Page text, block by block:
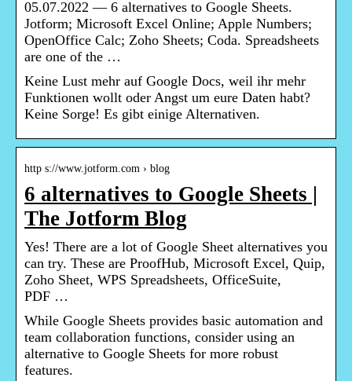
05.07.2022 — 6 alternatives to Google Sheets.
Jotform; Microsoft Excel Online; Apple Numbers;
OpenOffice Calc; Zoho Sheets; Coda. Spreadsheets
are one of the …
Keine Lust mehr auf Google Docs, weil ihr mehr
Funktionen wollt oder Angst um eure Daten habt?
Keine Sorge! Es gibt einige Alternativen.
http s://www.jotform.com › blog
6 alternatives to Google Sheets |
The Jotform Blog
Yes! There are a lot of Google Sheet alternatives you
can try. These are ProofHub, Microsoft Excel, Quip,
Zoho Sheet, WPS Spreadsheets, OfficeSuite,
PDF …
While Google Sheets provides basic automation and
team collaboration functions, consider using an
alternative to Google Sheets for more robust
features.